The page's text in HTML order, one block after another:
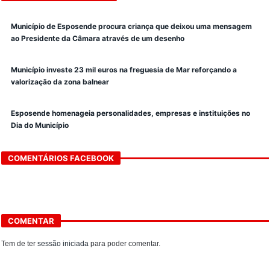
Município de Esposende procura criança que deixou uma mensagem
ao Presidente da Câmara através de um desenho
Município investe 23 mil euros na freguesia de Mar reforçando a
valorização da zona balnear
Esposende homenageia personalidades, empresas e instituições no
Dia do Município
COMENTÁRIOS FACEBOOK
COMENTAR
Tem de tersessão iniciada para poder comentar.